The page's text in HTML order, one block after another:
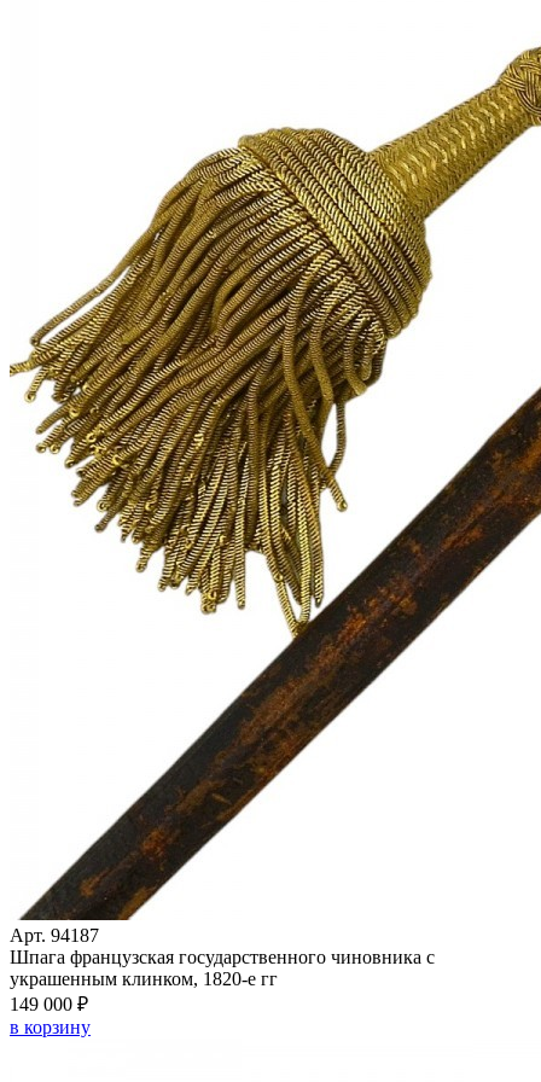
Арт. 94187
Шпага французская государственного чиновника с
украшенным клинком, 1820-е гг
149 000 ₽
в корзину